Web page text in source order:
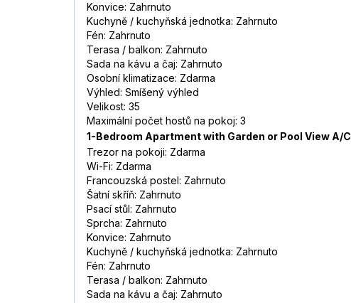
Konvice: Zahrnuto
Kuchyně / kuchyňská jednotka: Zahrnuto
Fén: Zahrnuto
Terasa / balkon: Zahrnuto
Sada na kávu a čaj: Zahrnuto
Osobní klimatizace: Zdarma
Výhled: Smíšený výhled
Velikost: 35
Maximální počet hostů na pokoj: 3
1-Bedroom Apartment with Garden or Pool View A/C
Trezor na pokoji: Zdarma
Wi-Fi: Zdarma
Francouzská postel: Zahrnuto
Šatní skříň: Zahrnuto
Psací stůl: Zahrnuto
Sprcha: Zahrnuto
Konvice: Zahrnuto
Kuchyně / kuchyňská jednotka: Zahrnuto
Fén: Zahrnuto
Terasa / balkon: Zahrnuto
Sada na kávu a čaj: Zahrnuto